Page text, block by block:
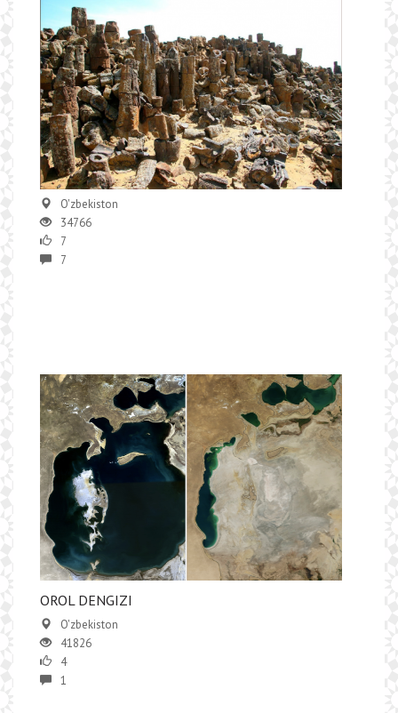
O'zbekiston
34766
7
7
OROL DENGIZI
O'zbekiston
41826
4
1